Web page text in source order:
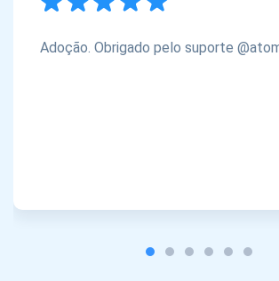
Adoção. Obrigado pelo suporte